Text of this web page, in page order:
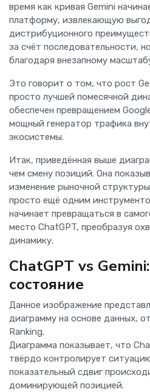
время как кривая Gemini
платформу, извлекающую
дистрибуционного
за счёт последовательности,
благодаря внезапному
Это говорит о том, что рост
просто лучшей помесячной
обеспечен превращением
мощный генератор трафика
экосистемы.
Итак, приведённая выше
чем смену позиций. Она
изменение рыночной
просто ещё одним
начинает превращаться в
место ChatGPT, преобразуя
динамику.
ChatGPT vs
состояние
Данное изображение
диаграмму на основе данных,
Ranking.
Диаграмма показывает, что
твёрдо контролирует
показательный сдвиг
доминирующей позицией.